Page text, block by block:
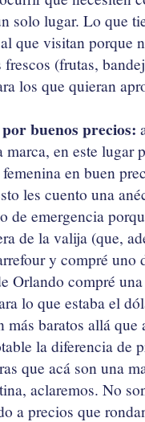
solo lugar. Lo que
que visitan porque
(frutas,
los que quieran
buenos precios:
en este lugar
en buen
les cuento una
de emergencia
de la valija (que,
y compré uno
Orlando compré
lo que estaba el
más baratos allá que
la diferencia de
que acá son una
aclaremos. No
a precios que